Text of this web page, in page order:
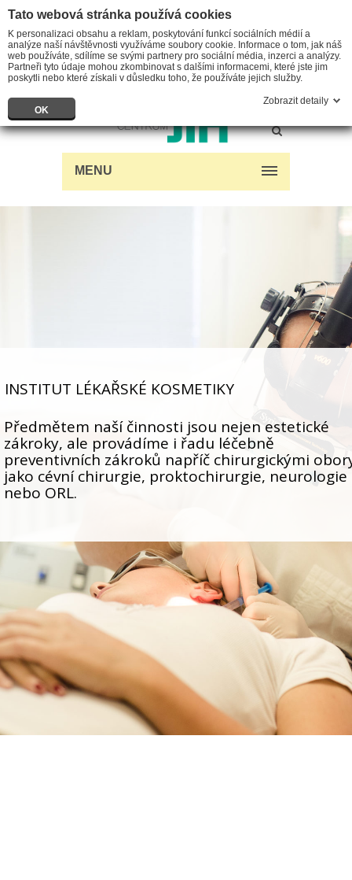
MENU
INSTITUT LÉKAŘSKÉ KOSMETIKY
Předmětem naší činnosti jsou nejen estetické
zákroky, ale provádíme i řadu léčebně
preventivních zákroků napříč chirurgickými
jako cévní chirurgie, proktochirurgie, neurologie
nebo ORL.
Tato webová stránka používá cookies
K personalizaci obsahu a reklam, poskytování funkcí sociálních médií a
analýze naší návštěvnosti využíváme soubory cookie. Informace o tom, jak náš
web používáte, sdílíme se svými partnery pro sociální média, inzerci a analýzy.
Partneři tyto údaje mohou zkombinovat s dalšími informacemi, které jste jim
poskytli nebo které získali v důsledku toho, že používáte jejich služby.
OK
Zobrazit detaily